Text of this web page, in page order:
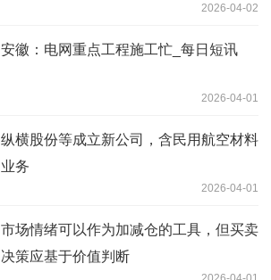
2026-04-02
安徽：电网重点工程施工忙_每日短讯
2026-04-01
纵横股份等成立新公司，含民用航空材料
业务
2026-04-01
市场情绪可以作为加减仓的工具，但买卖
决策应基于价值判断